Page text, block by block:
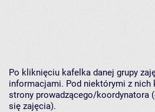
Po kliknięciu kafelka danej grupy
informacjami. Pod niektórymi z nich
strony prowadzącego/koordynatora
się zajęcia).